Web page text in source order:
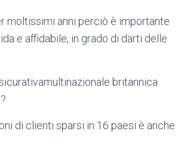
moltissimi anni perciò è importante
e affidabile, in grado di darti delle
britannica
di clienti sparsi in 16 paesi è anche